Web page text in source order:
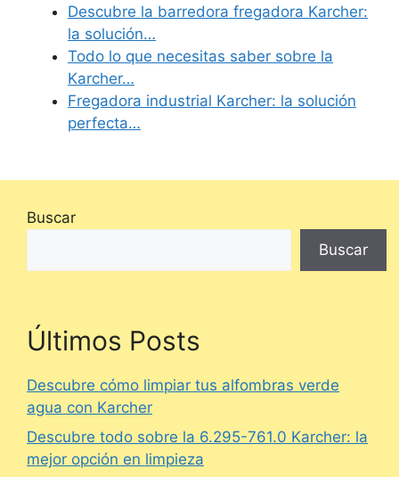
Descubre la barredora fregadora Karcher:
la solución…
Todo lo que necesitas saber sobre la
Karcher…
Fregadora industrial Karcher: la solución
perfecta…
Buscar
Buscar
Últimos Posts
Descubre cómo limpiar tus alfombras verde
agua con Karcher
Descubre todo sobre la 6.295-761.0 Karcher: la
mejor opción en limpieza